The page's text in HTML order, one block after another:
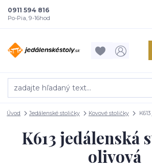
0911 594 816
Po-Pia, 9-16hod
Úvod Jedálenské stoličky Kovové stoličky
K613 jedálenská
olivová